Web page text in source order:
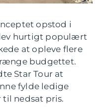
opstod i
hurtigt populært
at opleve flere
budgettet.
Star Tour at
fylde ledige
til nedsat pris.